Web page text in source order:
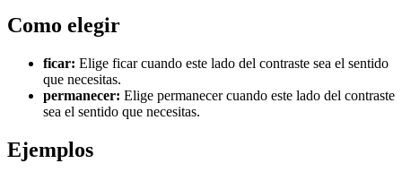
Como elegir
ficar: Elige ficar cuando este lado del contraste sea el sentido
que necesitas.
permanecer: Elige permanecer cuando este lado del contraste
sea el sentido que necesitas.
Ejemplos